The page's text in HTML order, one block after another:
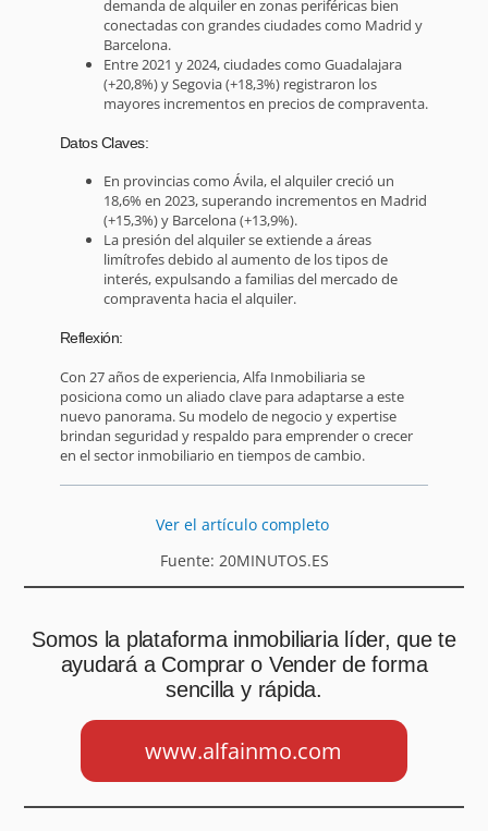
demanda de alquiler en zonas periféricas bien
conectadas con grandes ciudades como Madrid y
Barcelona.
Entre 2021 y 2024, ciudades como Guadalajara
(+20,8%) y Segovia (+18,3%) registraron los
mayores incrementos en precios de compraventa.
Datos Claves:
En provincias como Ávila, el alquiler creció un
18,6% en 2023, superando incrementos en Madrid
(+15,3%) y Barcelona (+13,9%).
La presión del alquiler se extiende a áreas
limítrofes debido al aumento de los tipos de
interés, expulsando a familias del mercado de
compraventa hacia el alquiler.
Reflexión:
Con 27 años de experiencia, Alfa Inmobiliaria se
posiciona como un aliado clave para adaptarse a este
nuevo panorama. Su modelo de negocio y expertise
brindan seguridad y respaldo para emprender o crecer
en el sector inmobiliario en tiempos de cambio.
Ver el artículo completo
Fuente: 20MINUTOS.ES
Somos la plataforma inmobiliaria líder, que te
ayudará a Comprar o Vender de forma
sencilla y rápida.
www.alfainmo.com